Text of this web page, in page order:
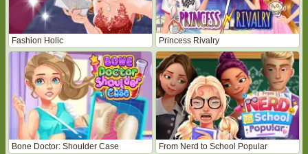
Fashion Holic Princess Rivalry
Bone Doctor: Shoulder Case From Nerd to School Popular